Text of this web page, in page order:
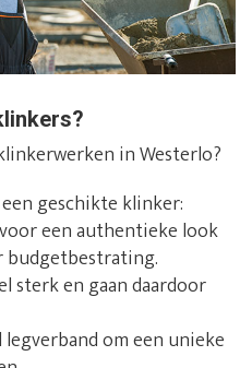
in Westerlo?
geschikte klinker:
een authentieke look
sterk en gaan daardoor
legverband om een unieke